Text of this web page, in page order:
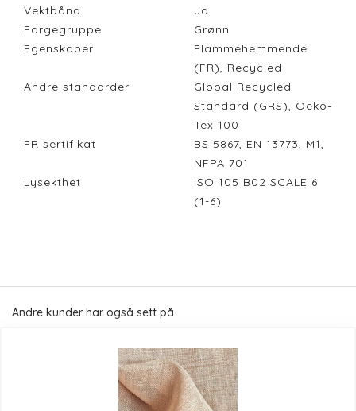
Vektbånd
Ja
Fargegruppe
Grønn
Egenskaper
Flammehemmende
(FR), Recycled
Andre standarder
Global Recycled
Standard (GRS), Oeko-
Tex 100
FR sertifikat
BS 5867, EN 13773, M1,
NFPA 701
Lysekthet
ISO 105 B02 SCALE 6
(1-6)
Andre kunder har også sett på